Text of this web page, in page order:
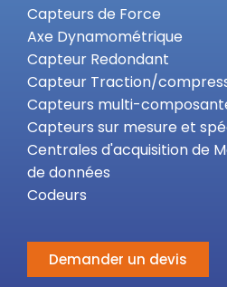
Capteurs de Force
Axe Dynamométrique
Capteur Redondant
Capteur Traction/
Capteurs multi-
Capteurs sur mesure et
Centrales d'acquisition de
de données
Codeurs
Demander un devis